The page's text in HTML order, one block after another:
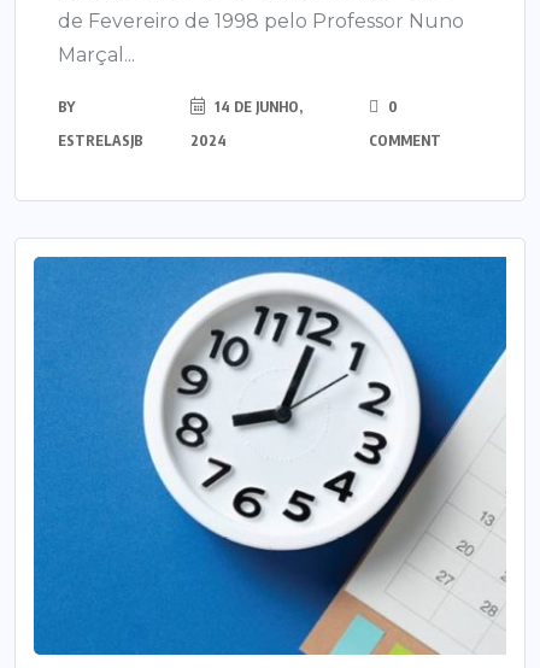
de Fevereiro de 1998 pelo Professor Nuno
Marçal...
BY
ESTRELASJB
14 DE JUNHO,
2024
0
COMMENT